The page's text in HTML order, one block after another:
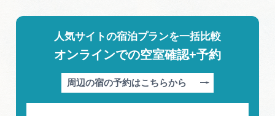
人気サイトの宿泊プランを一括比較
オンラインでの空室確認+予約
周辺の宿の予約はこちらから